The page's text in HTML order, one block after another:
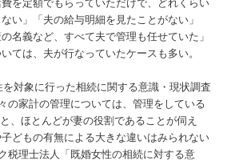
い」「夫の給与明細を見たことがない」
名義など、すべて夫で管理も任せていた」
ては、夫が行なっていたケースも多い。
対象に行った相続に関する意識・現状調査
の家計の管理については、管理をしている
、ほとんどが妻の役割であることが伺え
どもの有無による大きな違いはみられない
税理士法人「既婚女性の相続に対する意